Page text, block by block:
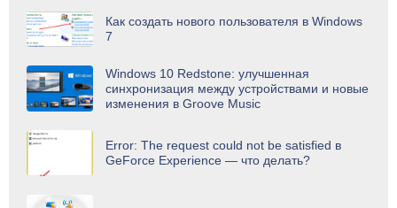
Как создать нового пользователя в Windows
7
Windows 10 Redstone: улучшенная
синхронизация между устройствами и новые
изменения в Groove Music
Error: The request could not be satisfied в
GeForce Experience — что делать?